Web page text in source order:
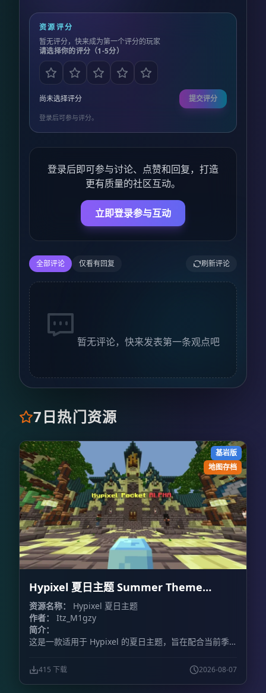
资源评分
暂无评分，快来成为第一个评分的玩家
请选择你的评分（1-5分）
尚未选择评分 提交评分
登录后可参与评分。
登录后即可参与讨论、点赞和回复，打造
更有质量的社区互动。
立即登录参与互动
全部评论 仅看有回复 刷新评论
暂无评论，快来发表第一条观点吧
7日热门资源
基岩版
地图存档
Hypixel 夏日主题 Summer Theme
Hypixel
资源名称：
Hypixel 夏日主题
作者：
Itz_M1gzy
简介：
这是一款适用于 Hypixel 的夏日主题，旨在配合当前季
415 下载 2026-08-07